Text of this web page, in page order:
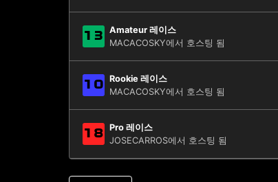
13 Amateur 레이스
MACACOSKY에서 호스팅 됨
10 Rookie 레이스
MACACOSKY에서 호스팅 됨
18 Pro 레이스
JOSECARROS에서 호스팅 됨